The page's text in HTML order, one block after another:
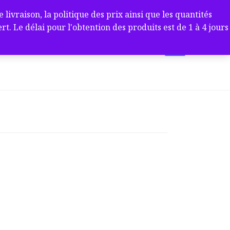
livraison, la politique des prix ainsi que les quantités
Le délai pour l'obtention des produits est de 1 à 4 jours